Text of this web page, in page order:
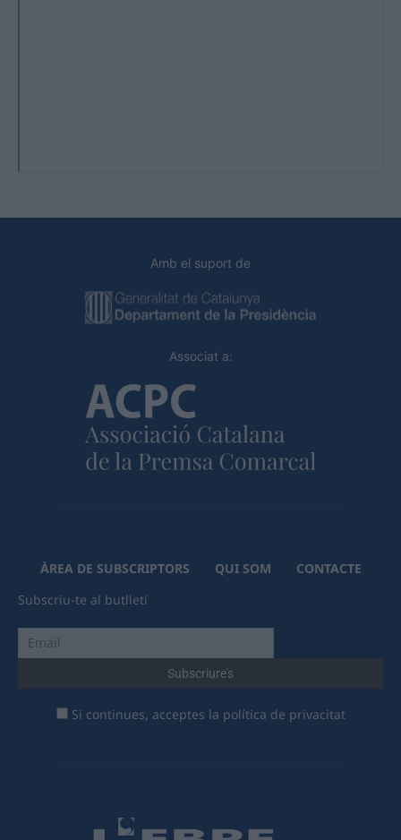
Amb el suport de
Associat a:
ÀREA DE SUBSCRIPTORS QUI SOM
CONTACTE
Subscriu-te al butlletí
Si continues, acceptes la política de privacitat